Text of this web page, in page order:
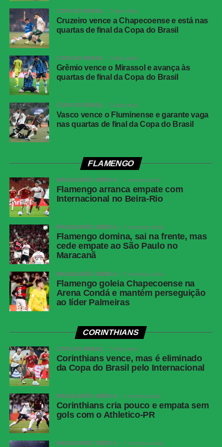
Carbonero; Rafael Borré. Técnico: Paulo
Pezzolano.
Grêmio
(Dodi), Enamorado (Kannemann), Monsalve
(Willian) e Amuzu (Tetê); Carlos Vinícius.
COMENTE ABAIXO:
Twitter
Messenger
LinkedIn
Share
COPA DO BRASIL 3 dias atrás
Cruzeiro vence a Chapecoense e está nas
quartas de final da Copa do Brasil
COPA DO BRASIL 3 dias atrás
Grêmio vence o Mirassol e avança às
quartas de final da Copa do Brasil
COPA DO BRASIL 3 dias atrás
Vasco vence o Fluminense e garante vaga
nas quartas de final da Copa do Brasil
FLAMENGO
BRASILEIRÃO SÉRIE A 1 semana atrás
Flamengo arranca empate com
Internacional no Beira-Rio
BRASILEIRÃO SÉRIE A 2 semanas atrás
Flamengo domina, sai na frente, mas
cede empate ao São Paulo no
Maracanã
BRASILEIRÃO SÉRIE A 2 semanas atrás
Flamengo goleia Chapecoense na
Arena Condá e mantém perseguição
ao líder Palmeiras
CORINTHIANS
COPA DO BRASIL 2 dias atrás
Corinthians vence, mas é eliminado
da Copa do Brasil pelo Internacional
BRASILEIRÃO SÉRIE A 1 semana atrás
Corinthians cria pouco e empata sem
gols com o Athletico-PR
BRASILEIRÃO SÉRIE A 2 semanas atrás